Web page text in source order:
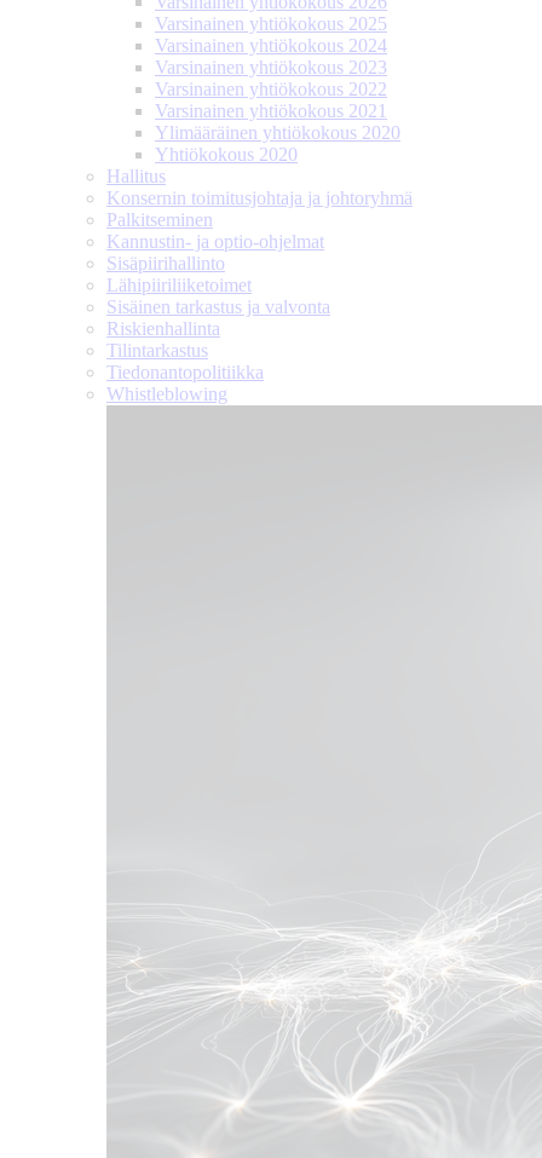
Varsinainen yhtiökokous 2025
Varsinainen yhtiökokous 2024
Varsinainen yhtiökokous 2023
Varsinainen yhtiökokous 2022
Varsinainen yhtiökokous 2021
Ylimääräinen yhtiökokous 2020
Yhtiökokous 2020
Hallitus
Konsernin toimitusjohtaja ja johtoryhmä
Palkitseminen
Kannustin- ja optio-ohjelmat
Sisäpiirihallinto
Lähipiiri­liiketoimet
Sisäinen tarkastus ja valvonta
Riskienhallinta
Tilintarkastus
Tiedonanto­politiikka
Whistleblowing